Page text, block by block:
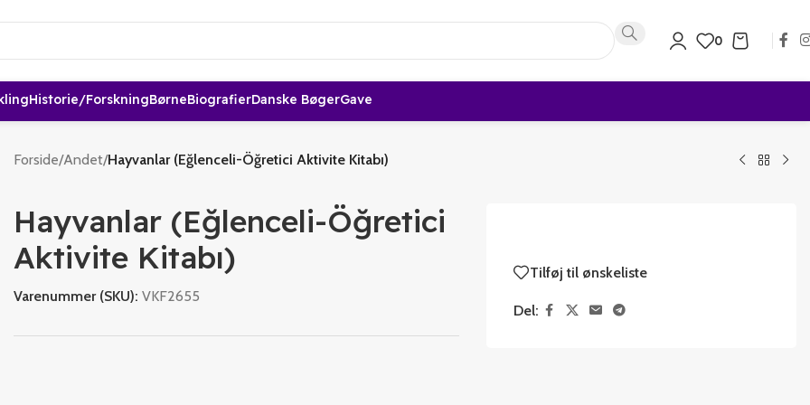
0
Historie/forskningBørneBiografierDanske BøgerGave
Forside/Andet/Hayvanlar (Eğlenceli-Öğretici Aktivite Kitabı)
Hayvanlar (Eğlenceli-Öğretici
Aktivite Kitabı)
Varenummer (SKU): VKF2655
Tilføj til ønskeliste
Del: